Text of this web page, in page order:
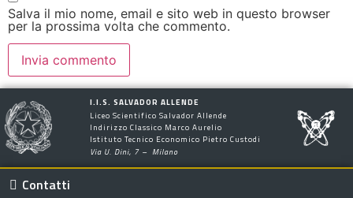
Salva il mio nome, email e sito web in questo browser
per la prossima volta che commento.
I.I.S. SALVADOR ALLENDE
Liceo Scientifico Salvador Allende
Indirizzo Classico Marco Aurelio
Istituto Tecnico Economico Pietro Custodi
Via U. Dini, 7 – Milano
Contatti